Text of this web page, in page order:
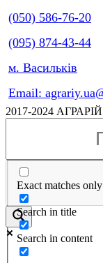
(050) 586-76-20
(095) 874-43-44
м. Васильків
Email:
2017-2024
Exact matches only
Search in title
Search in content